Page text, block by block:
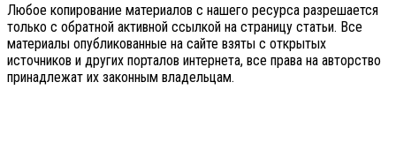
Любое копирование материалов с нашего ресурса разрешается
только с обратной активной ссылкой на страницу статьи. Все
материалы опубликованные на сайте взяты с открытых
источников и других порталов интернета, все права на авторство
принадлежат их законным владельцам.